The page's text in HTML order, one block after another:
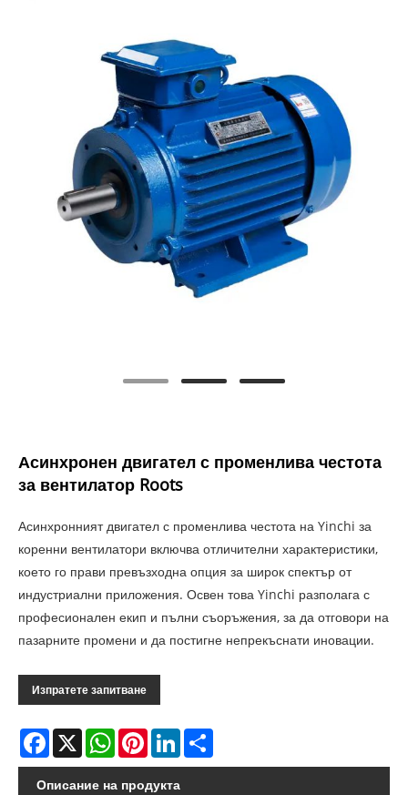
Асинхронен двигател с променлива честота
за вентилатор Roots
Асинхронният двигател с променлива честота на Yinchi за
коренни вентилатори включва отличителни характеристики,
което го прави превъзходна опция за широк спектър от
индустриални приложения. Освен това Yinchi разполага с
професионален екип и пълни съоръжения, за да отговори на
пазарните промени и да постигне непрекъснати иновации.
Изпратете запитване
Facebook
X WhatsAppPinterestLinkedIn
Описание на продукта